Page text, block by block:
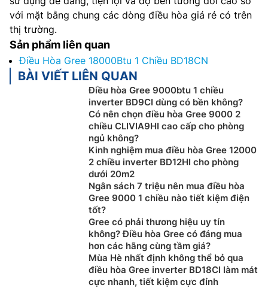
với mặt bằng chung các dòng điều hòa giá rẻ có trên
thị trường.
Sản phẩm liên quan
Điều Hòa Gree 18000Btu 1 Chiều BD18CN
BÀI VIẾT LIÊN QUAN
Điều hòa Gree 9000btu 1 chiều
inverter BD9CI dùng có bền không?
Có nên chọn điều hòa Gree 9000 2
chiều CLIVIA9HI cao cấp cho phòng
ngủ không?
Kinh nghiệm mua điều hòa Gree 12000
2 chiều inverter BD12HI cho phòng
dưới 20m2
Ngân sách 7 triệu nên mua điều hòa
Gree 9000 1 chiều nào tiết kiệm điện
tốt?
Gree có phải thương hiệu uy tín
không? Điều hòa Gree có đáng mua
hơn các hãng cùng tầm giá?
Mùa Hè nhất định không thể bỏ qua
điều hòa Gree inverter BD18CI làm mát
cực nhanh, tiết kiệm cực đỉnh